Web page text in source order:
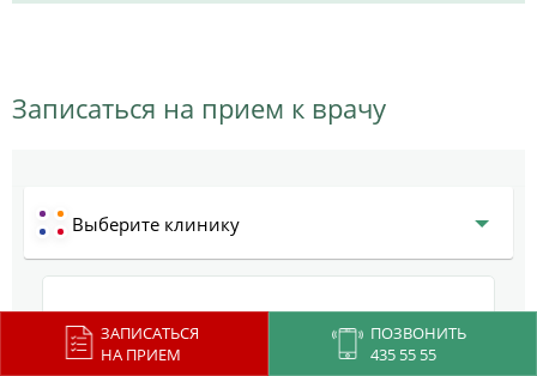
ЗАПИСАТЬСЯ
НА ПРИЕМ
ПОЗВОНИТЬ
435 55 55
Записаться на прием к врачу
Выберите клинику